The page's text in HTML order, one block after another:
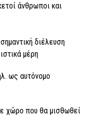
άνθρωποι και
διέλευση
μέρη
ως αυτόνομο
χώρο που θα μισθωθεί